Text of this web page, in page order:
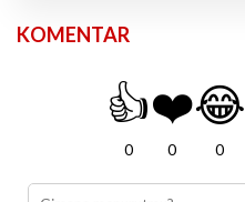
KOMENTAR
👍
0
❤️
0
😂
0